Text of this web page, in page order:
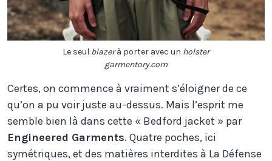
Le seul blazerà porter avec un holster
garmentory.com
Certes, on commence à vraiment s’éloigner de ce
qu’on a pu voir juste au-dessus. Mais l’esprit me
semble bien là dans cette « Bedford jacket » par
Engineered Garments. Quatre poches, ici
symétriques, et des matières interdites à La Défense